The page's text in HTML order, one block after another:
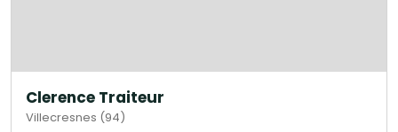
Clerence Traiteur
Villecresnes (94)